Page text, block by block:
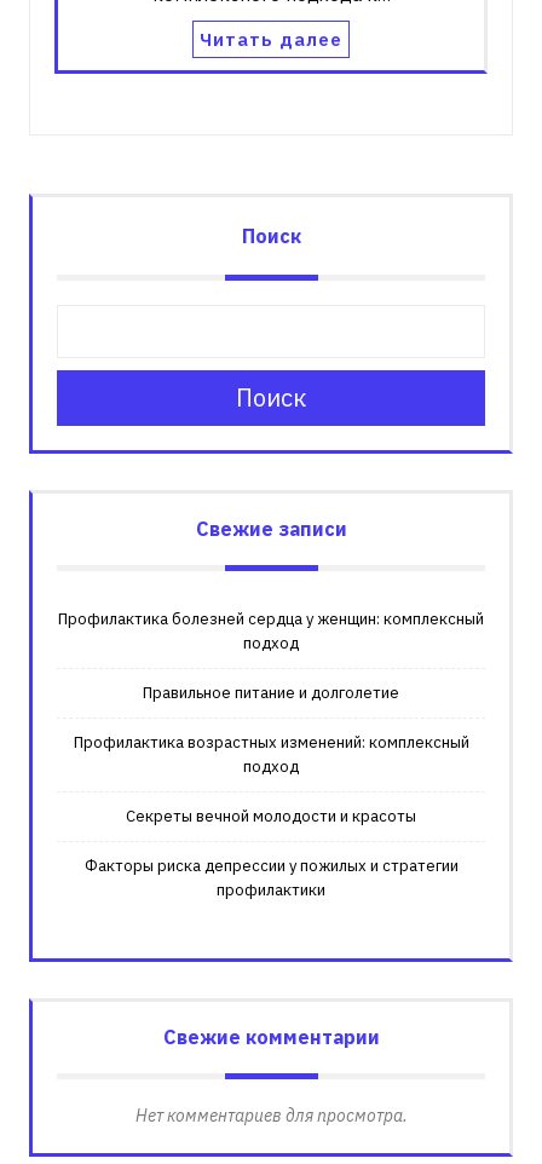
Читать далее
Поиск
Поиск
Свежие записи
Профилактика болезней сердца у женщин: комплексный
подход
Правильное питание и долголетие
Профилактика возрастных изменений: комплексный
подход
Секреты вечной молодости и красоты
Факторы риска депрессии у пожилых и стратегии
профилактики
Свежие комментарии
Нет комментариев для просмотра.